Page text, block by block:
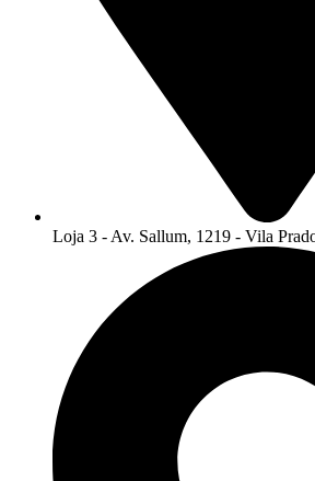
Loja 3 - Av. Sallum, 1219 - Vila